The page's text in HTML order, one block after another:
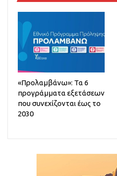
«Προλαμβάνω»: Τα 6
προγράμματα εξετάσεων
που συνεχίζονται έως το
2030